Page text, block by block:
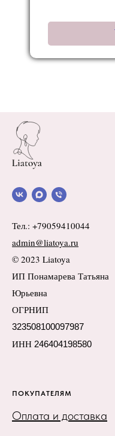
Тел.: +79059410044
admin@liatoya.ru
© 2023 Liatoya
ИП Понамарева Татьяна
Юрьевна
ОГРНИП
323508100097987
ИНН 246404198580
ПОКУПАТЕЛЯМ
Оплата и доставка